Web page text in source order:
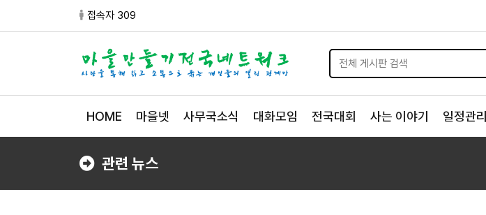
접속자 309
HOME 마을넷 사무국소식 대화모임 전국대회 사는 이야기 일정관리
관련 뉴스